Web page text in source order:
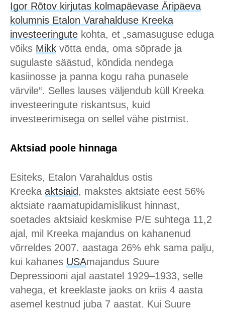
Igor Rõtov kirjutas kolmapäevase Äripäeva
kolumnis Etalon Varahalduse Kreeka
investeeringute kohta, et „samasuguse eduga
võiks Mikk võtta enda, oma sõprade ja
sugulaste säästud, kõndida nendega
kasiinosse ja panna kogu raha punasele
värvile“. Selles lauses väljendub küll Kreeka
investeeringute riskantsus, kuid
investeerimisega on sellel vähe pistmist.
Aktsiad poole hinnaga
Esiteks, Etalon Varahaldus ostis
Kreeka aktsiaid , makstes aktsiate eest 56%
aktsiate raamatupidamislikust hinnast,
soetades aktsiaid keskmise P/E suhtega 11,2
ajal, mil Kreeka majandus on kahanenud
võrreldes 2007. aastaga 26% ehk sama palju,
kui kahanes USAmajandus Suure
Depressiooni ajal aastatel 1929–1933, selle
vahega, et kreeklaste jaoks on kriis 4 aasta
asemel kestnud juba 7 aastat. Kui Suure